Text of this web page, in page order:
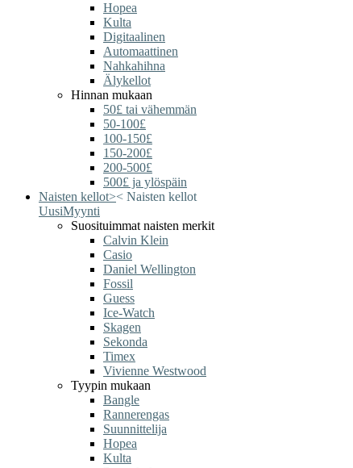
Hopea
Kulta
Digitaalinen
Automaattinen
Nahkahihna
Älykellot
Hinnan mukaan
50£ tai vähemmän
50-100£
100-150£
150-200£
200-500£
500£ ja ylöspäin
Naisten kellot>< Naisten kellot
UusiMyynti
Suosituimmat naisten merkit
Calvin Klein
Casio
Daniel Wellington
Fossil
Guess
Ice-Watch
Skagen
Sekonda
Timex
Vivienne Westwood
Tyypin mukaan
Bangle
Rannerengas
Suunnittelija
Hopea
Kulta